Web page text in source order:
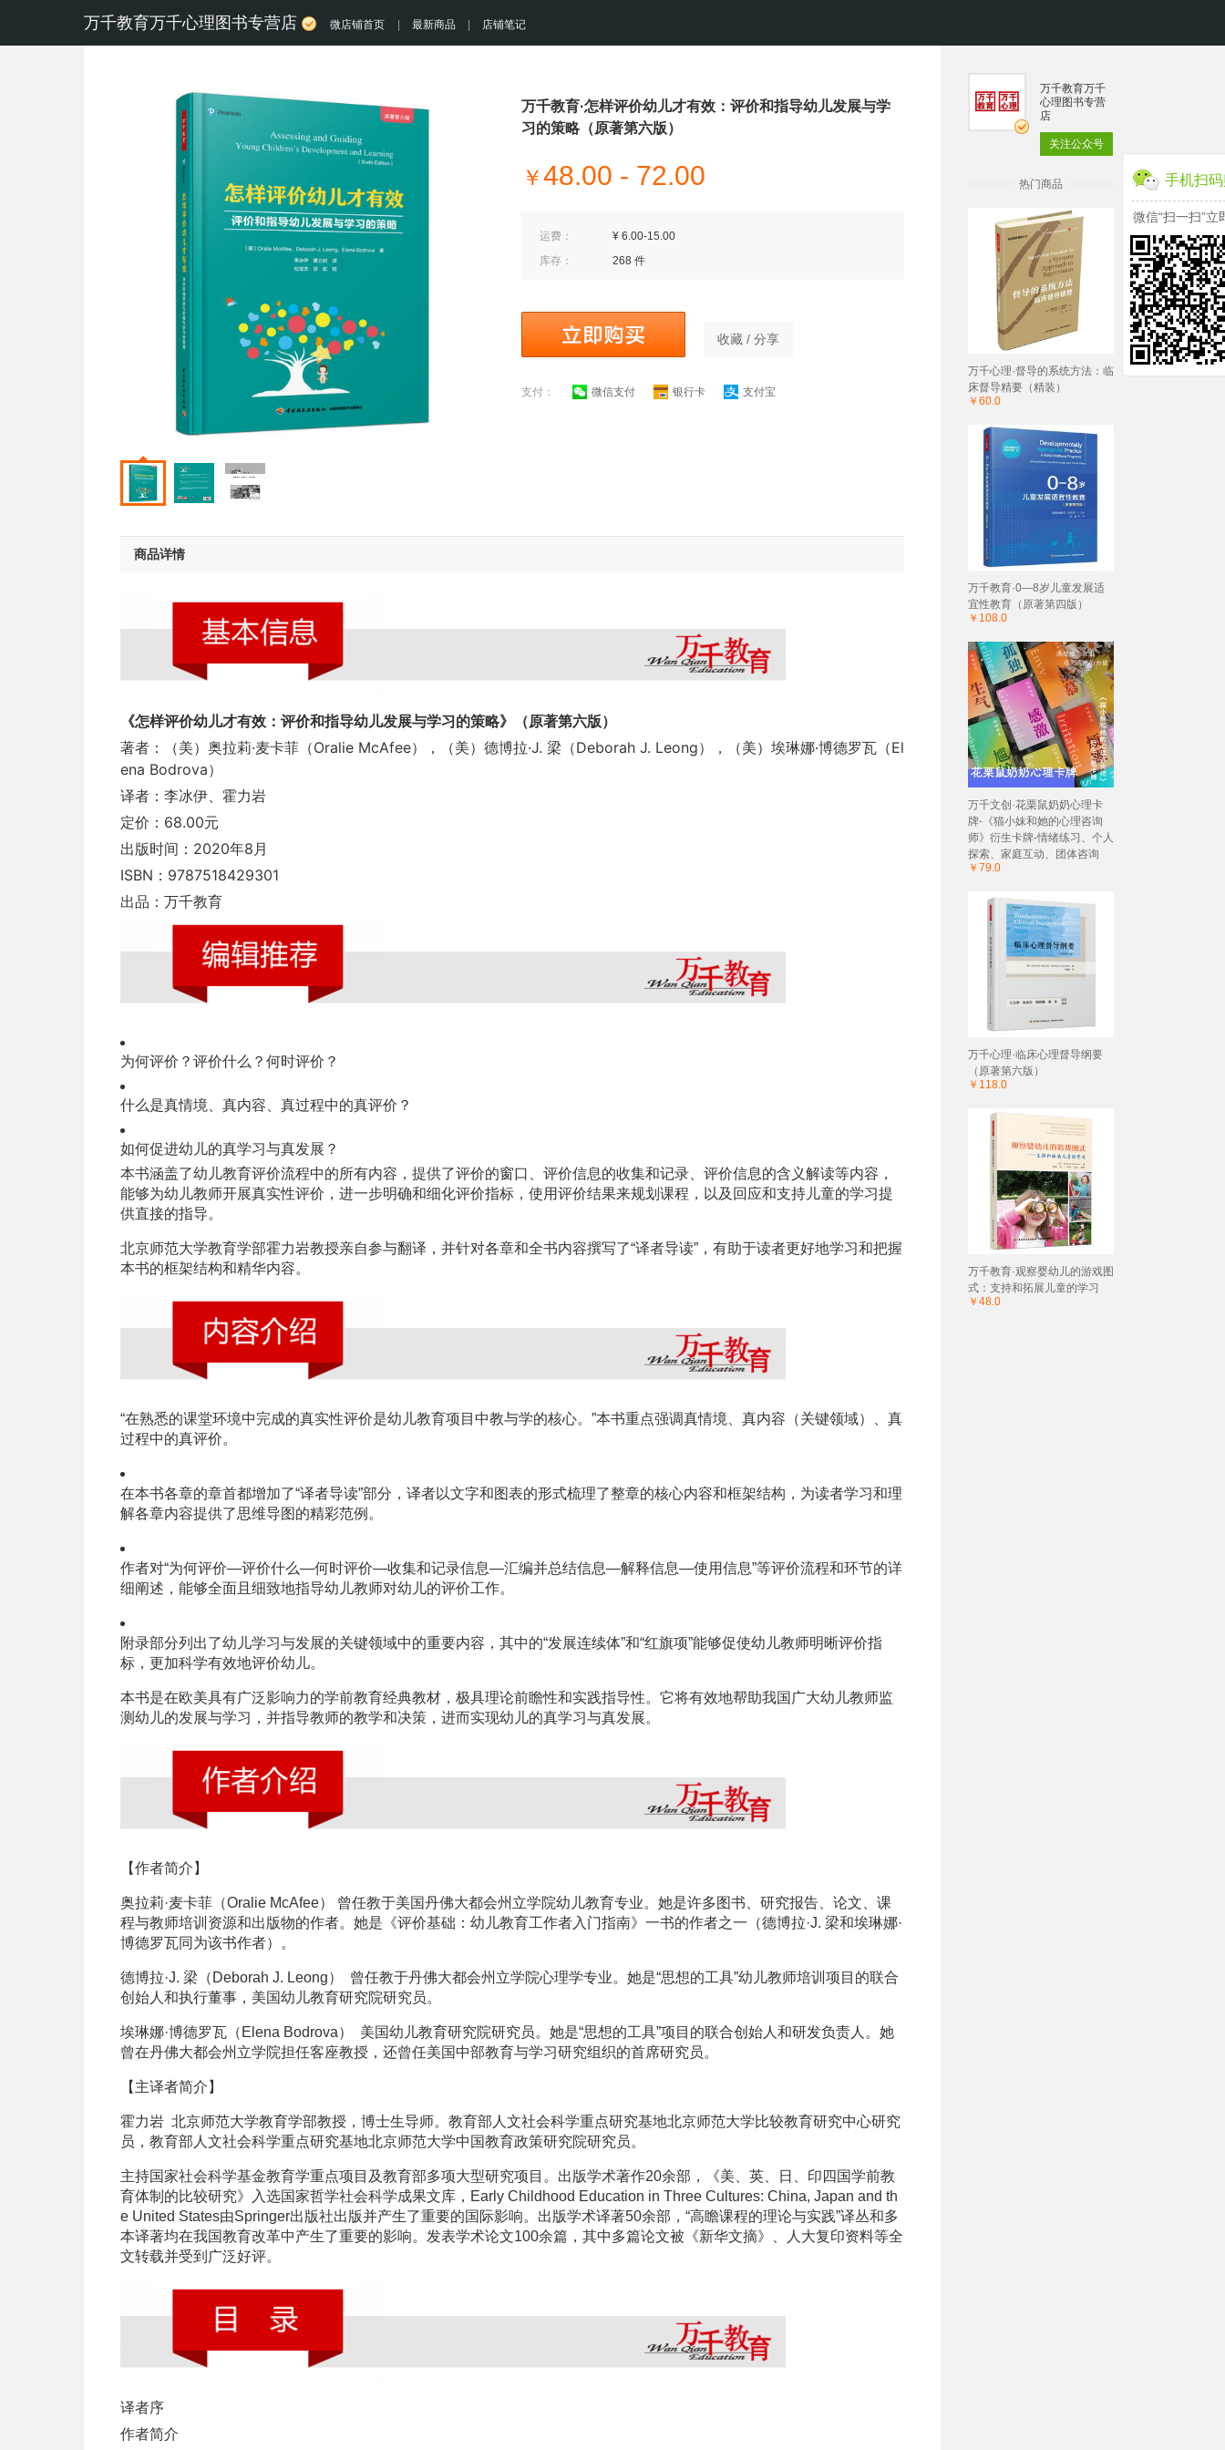
万千教育万千心理图书专营店 微店铺首页 最新商品 店铺笔记
万千教育·怎样评价幼儿才有效：评价和指导幼儿发展与学
习的策略（原著第六版）
￥48.00 - 72.00
运费：
¥ 6.00-15.00
库存：
268 件
收藏 / 分享
支付： 微信支付 银行卡 支付宝
商品详情
《怎样评价幼儿才有效：评价和指导幼儿发展与学习的策略》
（原著第六版）
著者：（美）奥拉莉·麦卡菲（Oralie McAfee），（美）德博拉·J. 梁（Deborah J. Leong），（美）埃琳娜·博德罗瓦（El
ena Bodrova）
译者： 李冰伊、霍力岩
定价：68.00元
出版时间：2020年8月
ISBN：9787518429301
出品：万千教育
为何评价？评价什么？何时评价？
什么是真情境、真内容、真过程中的真评价？
如何促进幼儿的真学习与真发展？
本书涵盖了幼儿教育评价流程中的所有内容，提供了评价的窗口、评价信息的收集和记录、评价信息的含义解读等内容，
能够为幼儿教师开展真实性评价，进一步明确和细化评价指标，使用评价结果来规划课程，以及回应和支持儿童的学习提
供直接的指导。
北京师范大学教育学部霍力岩教授亲自参与翻译，并针对各章和全书内容撰写了“译者导读”，有助于读者更好地学习和把握
本书的框架结构和精华内容。
“在熟悉的课堂环境中完成的真实性评价是幼儿教育项目中教与学的核心。”本书重点强调真情境、真内容（关键领域）、真
过程中的真评价。
在本书各章的章首都增加了“译者导读”部分，译者以文字和图表的形式梳理了整章的核心内容和框架结构，为读者学习和理
解各章内容提供了思维导图的精彩范例。
作者对“为何评价—评价什么—何时评价—收集和记录信息—汇编并总结信息—解释信息—使用信息”等评价流程和环节的详
细阐述，能够全面且细致地指导幼儿教师对幼儿的评价工作。
附录部分列出了幼儿学习与发展的关键领域中的重要内容，其中的“发展连续体”和“红旗项”能够促使幼儿教师明晰评价指
标，更加科学有效地评价幼儿。
本书是在欧美具有广泛影响力的学前教育经典教材，极具理论前瞻性和实践指导性。它将有效地帮助我国广大幼儿教师监
测幼儿的发展与学习，并指导教师的教学和决策，进而实现幼儿的真学习与真发展。
【作者简介】
奥拉莉·麦卡菲（Oralie McAfee） 曾任教于美国丹佛大都会州立学院幼儿教育专业。她是许多图书、研究报告、论文、课
程与教师培训资源和出版物的作者。她是《评价基础：幼儿教育工作者入门指南》一书的作者之一（德博拉·J. 梁和埃琳娜·
博德罗瓦同为该书作者）。
德博拉·J. 梁（Deborah J. Leong） 曾任教于丹佛大都会州立学院心理学专业。她是“思想的工具”幼儿教师培训项目的联合
创始人和执行董事，美国幼儿教育研究院研究员。
埃琳娜·博德罗瓦（Elena Bodrova） 美国幼儿教育研究院研究员。她是“思想的工具”项目的联合创始人和研发负责人。她
曾在丹佛大都会州立学院担任客座教授，还曾任美国中部教育与学习研究组织的首席研究员。
【主译者简介】
霍力岩 北京师范大学教育学部教授，博士生导师。教育部人文社会科学重点研究基地北京师范大学比较教育研究中心研究
员，教育部人文社会科学重点研究基地北京师范大学中国教育政策研究院研究员。
主持国家社会科学基金教育学重点项目及教育部多项大型研究项目。出版学术著作20余部，《美、英、日、印四国学前教
育体制的比较研究》入选国家哲学社会科学成果文库，Early Childhood Education in Three Cultures: China, Japan and th
e United States由Springer出版社出版并产生了重要的国际影响。出版学术译著50余部，“高瞻课程的理论与实践”译丛和多
本译著均在我国教育改革中产生了重要的影响。发表学术论文100余篇，其中多篇论文被《新华文摘》、人大复印资料等全
文转载并受到广泛好评。
译者序
作者简介
万千教育万千
心理图书专营
店
关注公众号
热门商品
万千心理·督导的系统方法：临
床督导精要（精装）
￥60.0
万千教育·0—8岁儿童发展适
宜性教育（原著第四版）
￥108.0
万千文创·花栗鼠奶奶心理卡
牌-《猫小妹和她的心理咨询
师》衍生卡牌-情绪练习、个人
探索、家庭互动、团体咨询
￥79.0
万千心理·临床心理督导纲要
（原著第六版）
￥118.0
万千教育·观察婴幼儿的游戏图
式：支持和拓展儿童的学习
￥48.0
手机扫
微信“扫一扫”立